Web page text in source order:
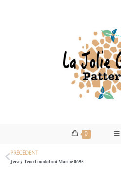
0
PRÉCÉDENT
Jersey Tencel modal uni Marine 0695